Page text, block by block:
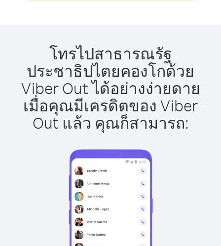
โทรไปสาธารณรัฐ
ประชาธิปไตยคองโกด้วย
Viber Out ได้อย่างง่ายดาย
เมื่อคุณมีเครดิตของ Viber
Out แล้ว คุณก็สามารถ: